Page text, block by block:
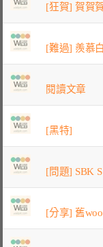
[狂賀] 賀賀
[難過] 羨慕
閱讀文章
[黑特]
[問題] SBK
[分享] 舊